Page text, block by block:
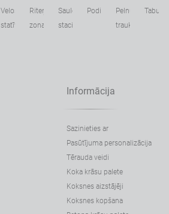
Velosipēdu
statīvi
Riteņbraukšanas
zona
Saules
stacijas
Podi
Pelnu
trauki
Tabulas
Informācija
Sazinieties ar
Pasūtījuma personalizācija
Tērauda veidi
Koka krāsu palete
Koksnes aizstājēji
Koksnes kopšana